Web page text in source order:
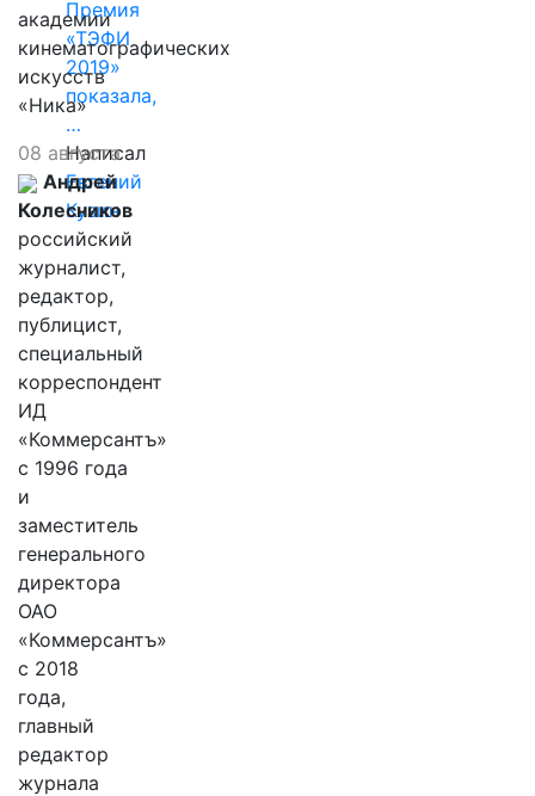
Премия
«ТЭФИ
2019»
показала,
…
Написал
Евгений
Кузин
академии
кинематографических
искусств
«Ника»
08 августа
Андрей
Колесников
российский
журналист,
редактор,
публицист,
специальный
корреспондент
ИД
«Коммерсантъ»
с 1996 года
и
заместитель
генерального
директора
ОАО
«Коммерсантъ»
с 2018
года,
главный
редактор
журнала